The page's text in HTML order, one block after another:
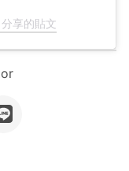
享的貼文